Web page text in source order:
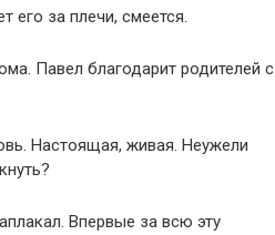
его за плечи, смеется.
Павел благодарит родителей с
Настоящая, живая. Неужели
Впервые за всю эту